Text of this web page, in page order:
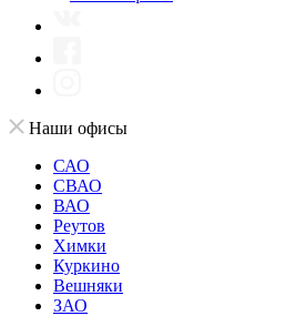
Наши офисы
САО
СВАО
ВАО
Реутов
Химки
Куркино
Вешняки
ЗАО